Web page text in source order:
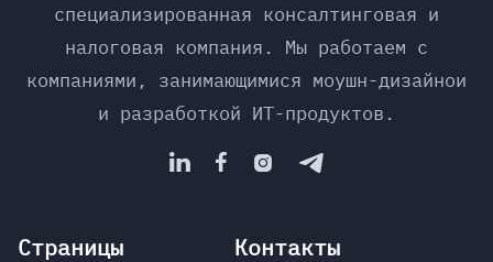
специализированная консалтинговая и
налоговая компания. Мы работаем с
компаниями, занимающимися моушн-дизайнои
и разработкой ИТ-продуктов.
   
Страницы Контакты